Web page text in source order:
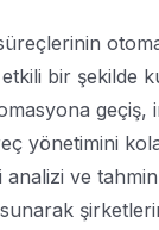
bir şekilde
geçiş,
yönetimini
analizi ve